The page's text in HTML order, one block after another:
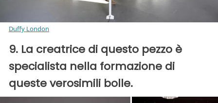
Duffy London
9. La creatrice di questo pezzo è
specialista nella formazione di
queste verosimili bolle.